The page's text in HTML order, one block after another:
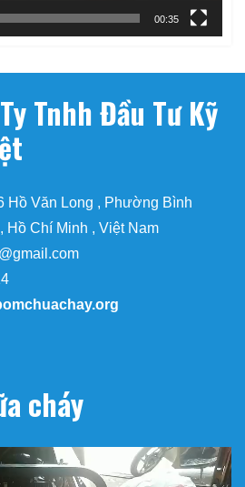
00:35
Tnhh Đầu Tư Kỹ
Hồ Văn Long , Phường Bình
Hồ Chí Minh , Việt Nam
cháy